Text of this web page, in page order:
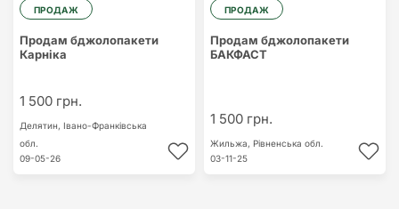
ПРОДАЖ
Продам бджолопакети
Карніка
1 500 грн.
Делятин, Івано-Франківська
обл.
09-05-26
ПРОДАЖ
Продам бджолопакети
БАКФАСТ
1 500 грн.
Жильжа, Рівненська обл.
03-11-25